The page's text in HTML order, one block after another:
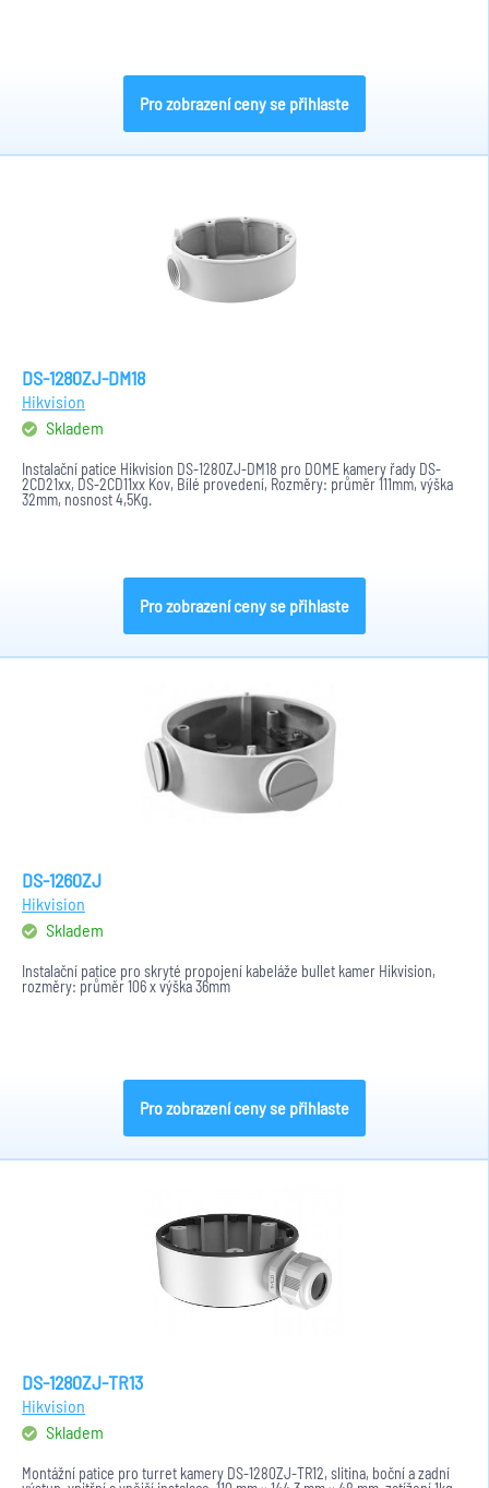
Pro zobrazení ceny se přihlaste
DS-1280ZJ-DM18
Hikvision
Skladem
Instalační patice Hikvision DS-1280ZJ-DM18 pro DOME kamery řady DS-
2CD21xx, DS-2CD11xx Kov, Bílé provedení, Rozměry: průměr 111mm, výška
32mm, nosnost 4,5Kg.
Pro zobrazení ceny se přihlaste
DS-1260ZJ
Hikvision
Skladem
Instalační patice pro skryté propojení kabeláže bullet kamer Hikvision,
rozměry: průměr 106 x výška 36mm
Pro zobrazení ceny se přihlaste
DS-1280ZJ-TR13
Hikvision
Skladem
Montážní patice pro turret kamery DS-1280ZJ-TR12, slitina, boční a zadní